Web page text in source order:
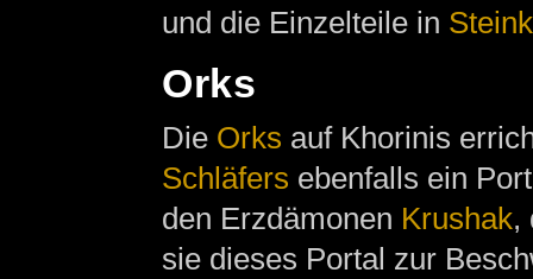
und die Einzelteile in
Orks
Die Orks auf Khorinis
Schläfers ebenfalls ein
den Erzdämonen Krushak,
sie dieses Portal zur